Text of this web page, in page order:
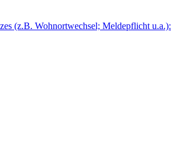
(z.B. Wohnortwechsel; Meldepflicht u.a.):